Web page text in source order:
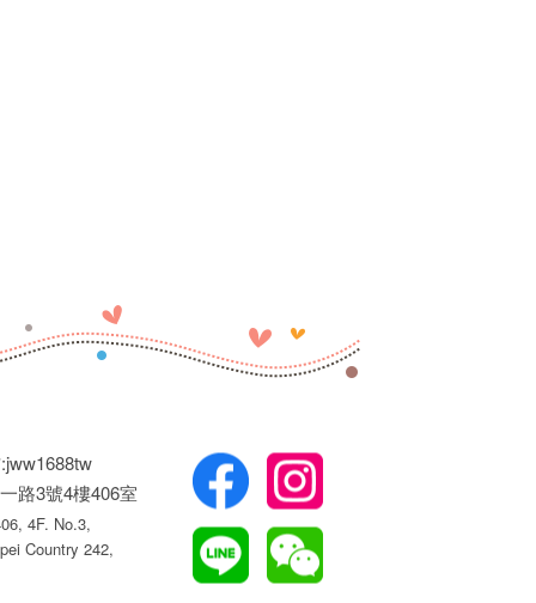
路3號4樓406室
4F. No.3,
Country 242,